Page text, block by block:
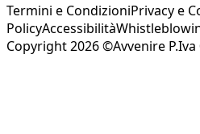
Termini e CondizioniPrivacy e
PolicyAccessibilità
Copyright 2026 ©Avvenire P.Iva